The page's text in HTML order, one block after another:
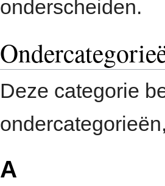
onderscheiden.
Deze categorie
A